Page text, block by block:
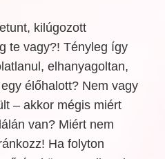
kilúgozott
te vagy?! Tényleg így
elhanyagoltan,
élőhalott? Nem vagy
– akkor mégis miért
van? Miért nem
Ha folyton